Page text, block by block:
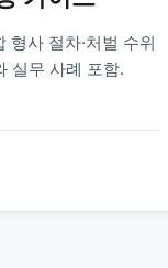
형사 절차·처벌 수위
실무 사례 포함.